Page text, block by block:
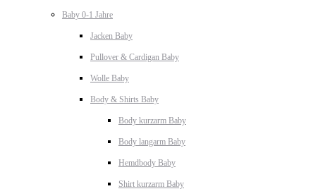
Baby 0-1 Jahre
Jacken Baby
Pullover & Cardigan Baby
Wolle Baby
Body & Shirts Baby
Body kurzarm Baby
Body langarm Baby
Hemdbody Baby
Shirt kurzarm Baby